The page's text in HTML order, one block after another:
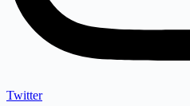
Twitter